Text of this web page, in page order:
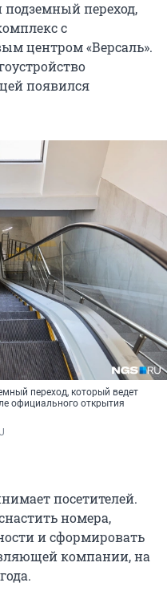
подземный переход,
с
центром «Версаль».
появился
переход, который ведет
официального открытия
посетителей.
номера,
и сформировать
компании, на